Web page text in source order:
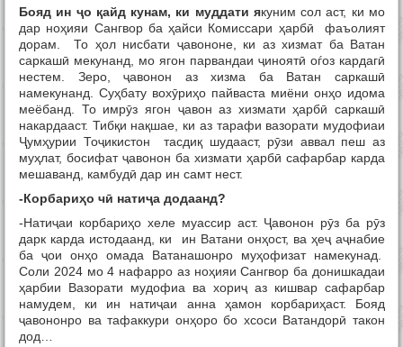
Бояд ин ҷо қайд кунам, ки муддати якуним сол аст, ки мо
дар ноҳияи Сангвор ба ҳайси Комиссари ҳарбӣ фаъолият
дорам. То ҳол нисбати ҷавононе, ки аз хизмат ба Ватан
саркашӣ мекунанд, мо ягон парвандаи ҷиноятӣ оѓоз кардагӣ
нестем. Зеро, ҷавонон аз хизма ба Ватан саркашӣ
намекунанд. Суҳбату вохӯриҳо пайваста миёни онҳо идома
меёбанд. То имрӯз ягон ҷавон аз хизмати ҳарбӣ саркашӣ
накардааст. Тибқи нақшае, ки аз тарафи вазорати мудофиаи
Ҷумҳурии Тоҷикистон тасдиқ шудааст, рӯзи аввал пеш аз
муҳлат, босифат ҷавонон ба хизмати ҳарбӣ сафарбар карда
мешаванд, камбудӣ дар ин самт нест.
-Корбариҳо чӣ натиҷа додаанд?
-Натиҷаи корбариҳо хеле муассир аст. Ҷавонон рӯз ба рӯз
дарк карда истодаанд, ки ин Ватани онҳост, ва ҳеҷ аҷнабие
ба ҷои онҳо омада Ватанашонро муҳофизат намекунад.
Соли 2024 мо 4 нафарро аз ноҳияи Сангвор ба донишкадаи
ҳарбии Вазорати мудофиа ва хориҷ аз кишвар сафарбар
намудем, ки ин натиҷаи анна ҳамон корбариҳаст. Бояд
ҷавононро ва тафаккури онҳоро бо хсоси Ватандорӣ такон
дод…